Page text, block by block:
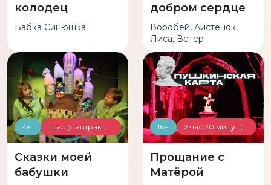
колодец
Бабка Синюшка
добром сердце
Воробей, Аистенок,
Лиса, Ветер
4+ 1 час (с антрактом)
Сказки моей
бабушки
16+
Прощание с
Матёрой